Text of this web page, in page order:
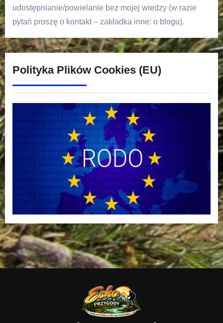
udostępnianie/powielanie bez mojej wiedzy (w razie
pytań proszę o kontakt – zakładka inne: o blogu).
Polityka Plików Cookies (EU)